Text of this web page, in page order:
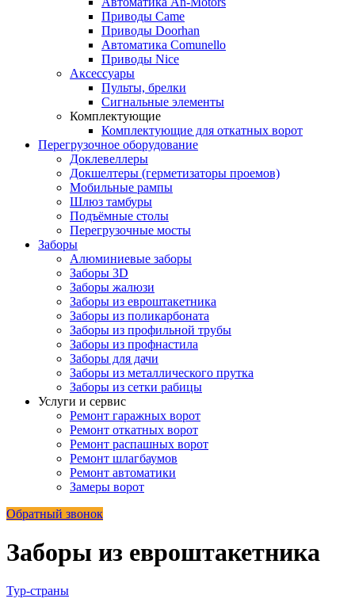
Приводы Came
Приводы Doorhan
Автоматика Comunello
Приводы Nice
Аксессуары
Пульты, брелки
Сигнальные элементы
Комплектующие
Комплектующие для откатных ворот
Перегрузочное оборудование
Доклевеллеры
Докшелтеры (герметизаторы проемов)
Мобильные рампы
Шлюз тамбуры
Подъёмные столы
Перегрузочные мосты
Заборы
Алюминиевые заборы
Заборы 3D
Заборы жалюзи
Заборы из евроштакетника
Заборы из поликарбоната
Заборы из профильной трубы
Заборы из профнастила
Заборы для дачи
Заборы из металлического прутка
Заборы из сетки рабицы
Услуги и сервис
Ремонт гаражных ворот
Ремонт откатных ворот
Ремонт распашных ворот
Ремонт шлагбаумов
Ремонт автоматики
Замеры ворот
Обратный звонок
Заборы из евроштакетника
Тур-страны